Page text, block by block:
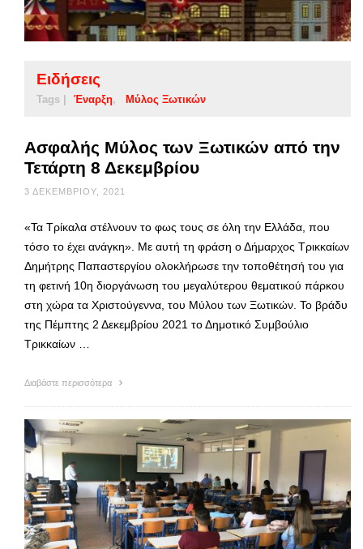
Ειδήσεις
Tags | Έναρξη Μύλος Ξωτικών
Ασφαλής Μύλος των Ξωτικών από την
Τετάρτη 8 Δεκεμβρίου
3 ΔΕΚΕΜΒΡΊΟΥ, 2021
«Τα Τρίκαλα στέλνουν το φως τους σε όλη την Ελλάδα, που
τόσο το έχει ανάγκη». Με αυτή τη φράση ο Δήμαρχος Τρικκαίων
Δημήτρης Παπαστεργίου ολοκλήρωσε την τοποθέτησή του για
τη φετινή 10η διοργάνωση του μεγαλύτερου θεματικού πάρκου
στη χώρα τα Χριστούγεννα, του Μύλου των Ξωτικών. Το βράδυ
της Πέμπτης 2 Δεκεμβρίου 2021 το Δημοτικό Συμβούλιο
Τρικκαίων …
Διαβάστε περισσότερα